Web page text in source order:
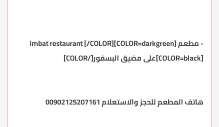
- مطعم [COLOR=darkgreen]Imbat restaurant [/COLOR]
[COLOR=black]على مضيق البسفور[/COLOR]
هاتف المطعم للحجز والاستعلام 00902125207161